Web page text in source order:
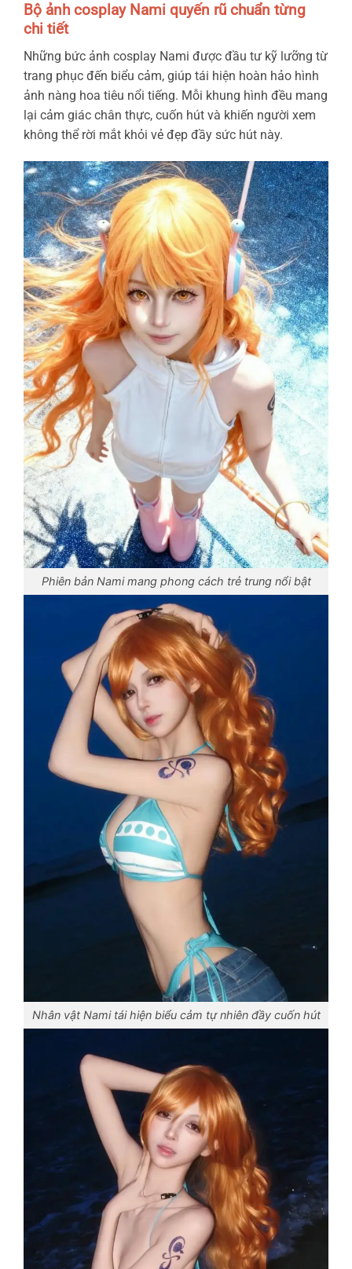
Bộ ảnh cosplay Nami quyến rũ chuẩn từng
chi tiết
Những bức ảnh cosplay Nami được đầu tư kỹ lưỡng từ
trang phục đến biểu cảm, giúp tái hiện hoàn hảo hình
ảnh nàng hoa tiêu nổi tiếng. Mỗi khung hình đều mang
lại cảm giác chân thực, cuốn hút và khiến người xem
không thể rời mắt khỏi vẻ đẹp đầy sức hút này.
Phiên bản Nami mang phong cách trẻ trung nổi bật
Nhân vật Nami tái hiện biểu cảm tự nhiên đầy cuốn hút